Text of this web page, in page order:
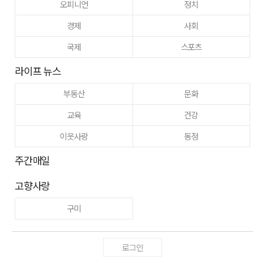
오피니언
정치
경제
사회
국제
스포츠
라이프 뉴스
부동산
문화
교육
건강
이웃사랑
동정
주간매일
고향사랑
구미
로그인